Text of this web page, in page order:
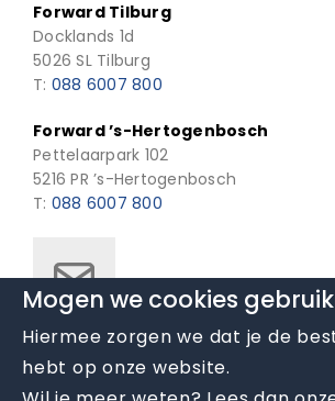
Forward Tilburg
Docklands 1d
5026 SL Tilburg
T: 088 6007 800
Forward ’s-Hertogenbosch
Pettelaarpark 102
5216 PR ’s-Hertogenbosch
T: 088 6007 800
Mogen we cookies
Hiermee zorgen we dat je de
hebt op onze website.